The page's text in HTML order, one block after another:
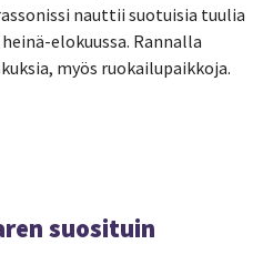
nauttii suotuisia tuulia
elokuussa. Rannalla
myös ruokailupaikkoja.
suosituin